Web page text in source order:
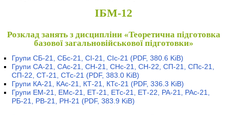
ІБМ-12
Розклад занять з дисципліни «Теоретична підготовка
базової загальновійськової підготовки»
Групи СБ-21, СБс-21, СІ-21, СІс-21 (PDF, 380.6 KiB)
Групи СА-21, САс-21, СН-21, СНс-21, СН-22, СП-21, СПс-21,
СП-22, СТ-21, СТс-21 (PDF, 383.0 KiB)
Групи КА-21, КАс-21, КТ-21, КТс-21 (PDF, 336.3 KiB)
Групи ЕМ-21, ЕМс-21, ЕТ-21, ЕТс-21, ЕТ-22, РА-21, РАс-21,
РБ-21, РВ-21, РН-21 (PDF, 383.9 KiB)